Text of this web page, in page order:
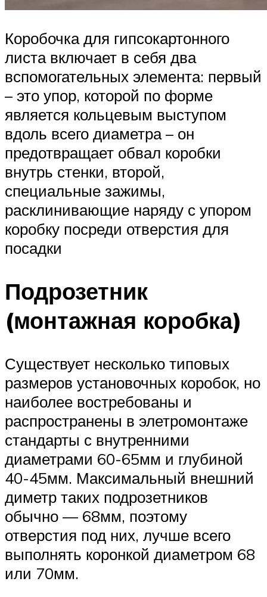
Коробочка для гипсокартонного
листа включает в себя два
вспомогательных элемента: первый
– это упор, которой по форме
является кольцевым выступом
вдоль всего диаметра – он
предотвращает обвал коробки
внутрь стенки, второй,
специальные зажимы,
расклинивающие наряду с упором
коробку посреди отверстия для
посадки
Подрозетник
(монтажная коробка)
Существует несколько типовых
размеров установочных коробок, но
наиболее востребованы и
распространены в элетромонтаже
стандарты с внутренними
диаметрами 60-65мм и глубиной
40-45мм. Максимальный внешний
диметр таких подрозетников
обычно — 68мм, поэтому
отверстия под них, лучше всего
выполнять коронкой диаметром 68
или 70мм.